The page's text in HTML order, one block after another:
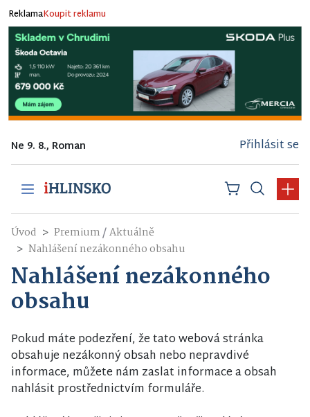
ReklamaKoupit reklamu
Ne 9. 8., Roman Přihlásit se
Úvod Premium/Aktuálně
Nahlášení nezákonného obsahu
Nahlášení nezákonného
obsahu
Pokud máte podezření, že tato webová stránka
obsahuje nezákonný obsah nebo nepravdivé
informace, můžete nám zaslat informace a obsah
nahlásit prostřednictvím formuláře.